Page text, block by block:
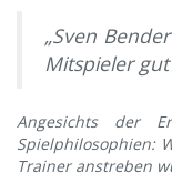
„Sven
Mitspieler gut
Angesichts der
Spielphilosophien:
Trainer anstreben